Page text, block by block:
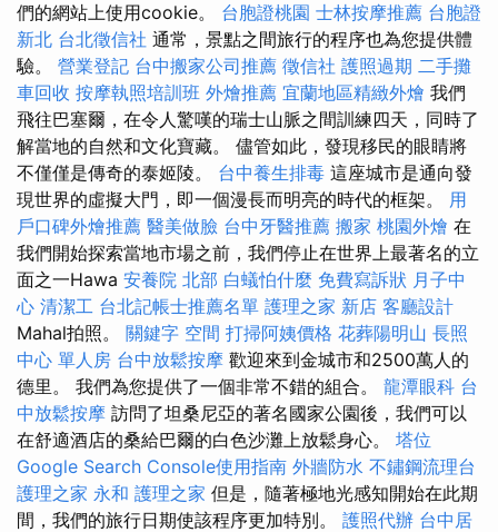
們的網站上使用cookie。 台胞證桃園 士林按摩推薦 台胞證
新北 台北徵信社 通常，景點之間旅行的程序也為您提供體
驗。 營業登記 台中搬家公司推薦 徵信社 護照過期 二手攤
車回收 按摩執照培訓班 外燴推薦 宜蘭地區精緻外燴 我們
飛往巴塞爾，在令人驚嘆的瑞士山脈之間訓練四天，同時了
解當地的自然和文化寶藏。 儘管如此，發現移民的眼睛將
不僅僅是傳奇的泰姬陵。 台中養生排毒 這座城市是通向發
現世界的虛擬大門，即一個漫長而明亮的時代的框架。 用
戶口碑外燴推薦 醫美做臉 台中牙醫推薦 搬家 桃園外燴 在
我們開始探索當地市場之前，我們停止在世界上最著名的立
面之一Hawa 安養院 北部 白蟻怕什麼 免費寫訴狀 月子中
心 清潔工 台北記帳士推薦名單 護理之家 新店 客廳設計
Mahal拍照。 關鍵字 空間 打掃阿姨價格 花葬陽明山 長照
中心 單人房 台中放鬆按摩 歡迎來到金城市和2500萬人的
德里。 我們為您提供了一個非常不錯的組合。 龍潭眼科 台
中放鬆按摩 訪問了坦桑尼亞的著名國家公園後，我們可以
在舒適酒店的桑給巴爾的白色沙灘上放鬆身心。 塔位
Google Search Console使用指南 外牆防水 不鏽鋼流理台
護理之家 永和 護理之家 但是，隨著極地光感知開始在此期
間，我們的旅行日期使該程序更加特別。 護照代辦 台中居